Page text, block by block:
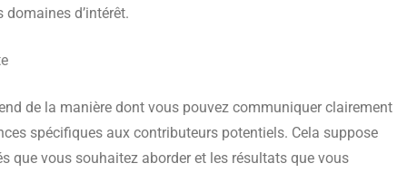
d’intérêt.
de la manière dont vous pouvez communiquer clairement
spécifiques aux contributeurs potentiels. Cela suppose
que vous souhaitez aborder et les résultats que vous